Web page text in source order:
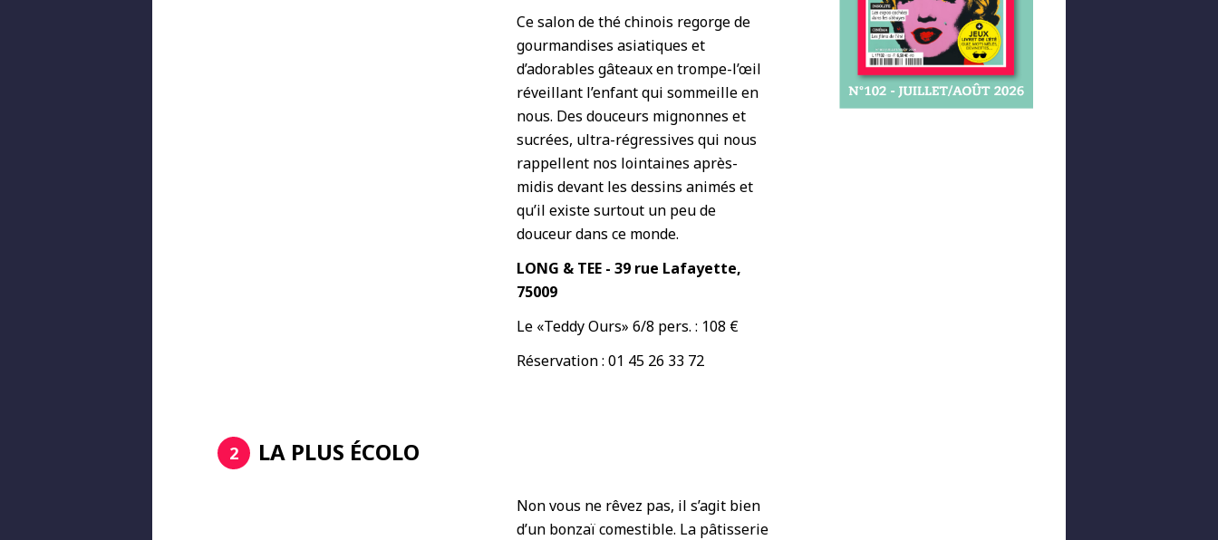
Ce salon de thé chinois regorge de
gourmandises asiatiques et
d’adorables gâteaux en trompe-l’œil
réveillant l’enfant qui sommeille en
nous. Des douceurs mignonnes et
sucrées, ultra-régressives qui nous
rappellent nos lointaines après-
midis devant les dessins animés et
qu’il existe surtout un peu de
douceur dans ce monde.
LONG & TEE - 39 rue Lafayette,
75009
Le «Teddy Ours» 6/8 pers. : 108 €
Réservation : 01 45 26 33 72
2 LA PLUS ÉCOLO
Non vous ne rêvez pas, il s’agit bien
d’un bonzaï comestible. La pâtisserie